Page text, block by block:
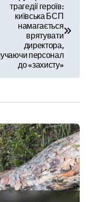
трагедії героїв:
київська БСП
намагається
врятувати
директора,
персонал
до «захисту»